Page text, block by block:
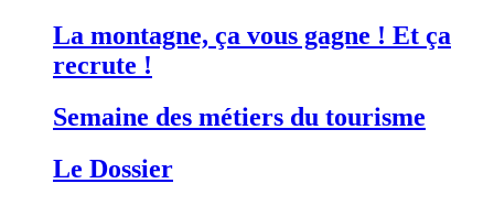
La montagne, ça vous gagne ! Et ça
recrute !
Semaine des métiers du tourisme
Le Dossier